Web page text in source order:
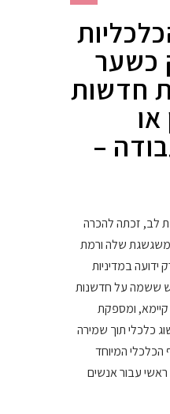
כשער
חדשות
או
–
לב, זכתה להכרה
שלה ורמת
ידועה במדיניות
ששמה על חדשנות
קיימא, ומספקת
כלכלי תוך שמירה
הכלכלי המיוחד
עבור אנשים